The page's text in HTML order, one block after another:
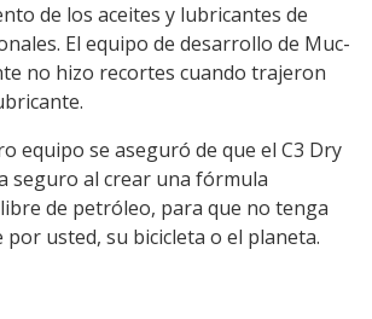
de los aceites y lubricantes de
El equipo de desarrollo de Muc-
no hizo recortes cuando trajeron
equipo se aseguró de que el C3 Dry
seguro al crear una fórmula
de petróleo, para que no tenga
usted, su bicicleta o el planeta.